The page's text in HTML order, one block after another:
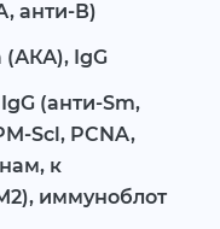
анти-В)
(АКА), IgG
(анти-Sm,
Scl, PCNA,
к
иммуноблот